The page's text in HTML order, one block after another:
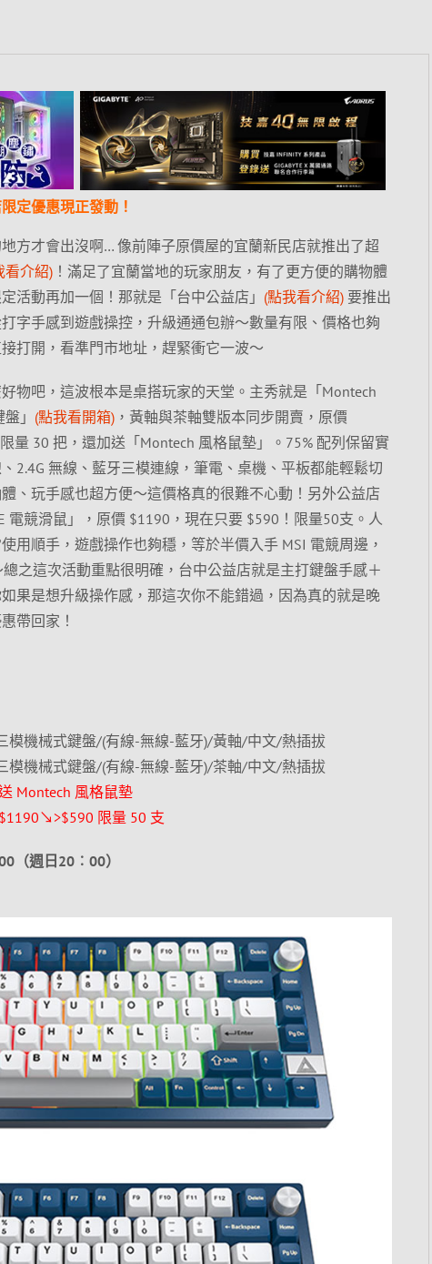
定優惠現正發動！
方才會出沒啊… 像前陣子原價屋的宜蘭新民店就推出了超
看介紹)！滿足了宜蘭當地的玩家朋友，有了更方便的購物體
活動再加一個！那就是「台中公益店」 (點我看介紹)要推出
字手感到遊戲操控，升級通通包辦～數量有限、價格也夠
打開，看準門市地址，趕緊衝它一波～
物吧，這波根本是桌搭玩家的天堂。主秀就是「Montech
」 (點我看開箱)，黃軸與茶軸雙版本同步開賣，原價
量 30 把，還加送「Montech 風格鼠墊」。75% 配列保留實
2.4G 無線、藍牙三模連線，筆電、桌機、平板都能輕鬆切
、玩手感也超方便～這價格真的很難不心動！另外公益店
電競滑鼠」，原價 $1190，現在只要 $590！限量50支。人
用順手，遊戲操作也夠穩，等於半價入手 MSI 電競周邊，
之這次活動重點很明確，台中公益店就是主打鍵盤手感＋
果是想升級操作感，那這次你不能錯過，因為真的就是晚
帶回家！
模機械式鍵盤/(有線-無線-藍牙)/黃軸/中文/熱插拔
模機械式鍵盤/(有線-無線-藍牙)/茶軸/中文/熱插拔
Montech 風格鼠墊
$1190↘>$590 限量 50 支
（週日20︰00）